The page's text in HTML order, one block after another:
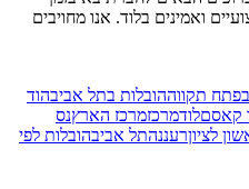
ואמינים בלוד. אנו מחויבים
תקווההובלות בתל אביבהוד
קאסםלודמרכזמרכז הארץנס
לציוןרעננהתל אביבהובלות לפי